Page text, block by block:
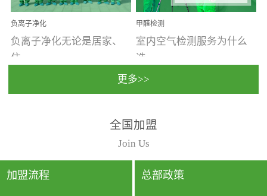
负离子净化
负离子净化无论是居家、
住...
动，人类长时间停留的室
内空间都有整体消毒的需
要。因为空间内人流携带
的、空气...
甲醛检测
室内空气检测服务为什么
选...
行国家规定的标准检测方
法，空气采样量准确，检
测结果可靠，远胜于其他
检测...
更多>>
全国加盟
Join Us
加盟流程 总部政策